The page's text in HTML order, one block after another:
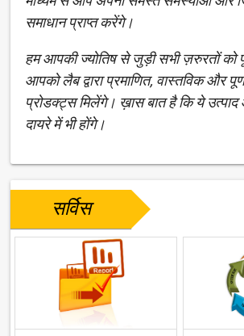
समाधान प्राप्त करेंगे।
हम आपकी ज्योतिष से जुड़ी सभी ज़रुरतों को
आपको लैब द्वारा प्रमाणित, वास्तविक और
प्रोडक्ट्स मिलेंगे। ख़ास बात है कि ये
दायरे में भी होंगे।
सर्विस